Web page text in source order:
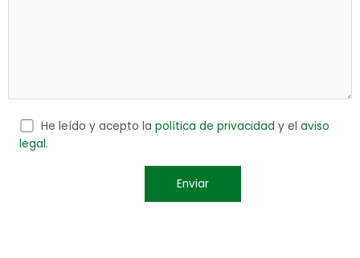
He leído y acepto la política de privacidad y el aviso
legal.